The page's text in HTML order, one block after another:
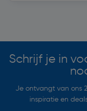
Schrijf je in
Je ontvangt van ons
inspiratie en